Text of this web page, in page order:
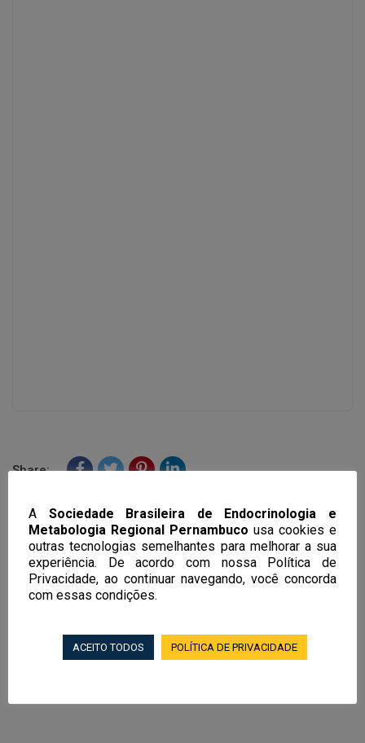
Share:
Previous Post
Resumo da reunião 6ª científica
O sucesso do Endo São
Francisco
A Sociedade Brasileira de Endocrinologia e
Metabologia Regional Pernambuco usa cookies e
outras tecnologias semelhantes para melhorar a sua
experiência. De acordo com nossa Política de
Privacidade, ao continuar navegando, você concorda
com essas condições.
ACEITO TODOS POLÍTICA DE PRIVACIDADE